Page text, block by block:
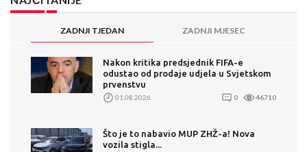
ZADNJI TJEDAN ZADNJI MJESEC
Nakon kritika predsjednik FIFA-e
odustao od prodaje udjela u Svjetskom
prvenstvu
01.08.2026. 0 46710
Što je to nabavio MUP ZHŽ-a! Nova
vozila stigla...